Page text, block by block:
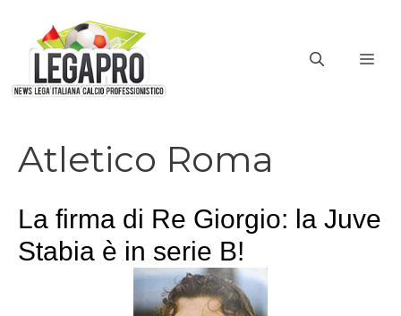
contenuto
Atletico Roma
La firma di Re Giorgio: la Juve
Stabia è in serie B!